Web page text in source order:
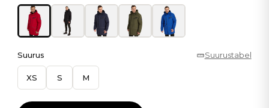
Suurus Suurustabel
XS S M